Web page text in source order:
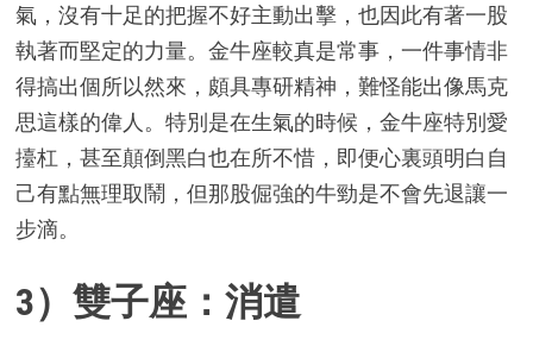
氣，沒有十足的把握不好主動出擊，也因此有著一股
執著而堅定的力量。金牛座較真是常事，一件事情非
得搞出個所以然來，頗具專研精神，難怪能出像馬克
思這樣的偉人。特別是在生氣的時候，金牛座特別愛
擡杠，甚至顛倒黑白也在所不惜，即便心裏頭明白自
己有點無理取鬧，但那股倔強的牛勁是不會先退讓一
步滴。
3）雙子座：消遣